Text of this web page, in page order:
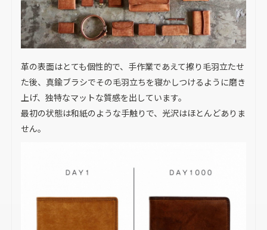
革の表面はとても個性的で、手作業であえて擦り毛羽立たせ
た後、真鍮ブラシでその毛羽立ちを寝かしつけるように磨き
上げ、独特なマットな質感を出しています。
最初の状態は和紙のような手触りで、光沢はほとんどありま
せん。